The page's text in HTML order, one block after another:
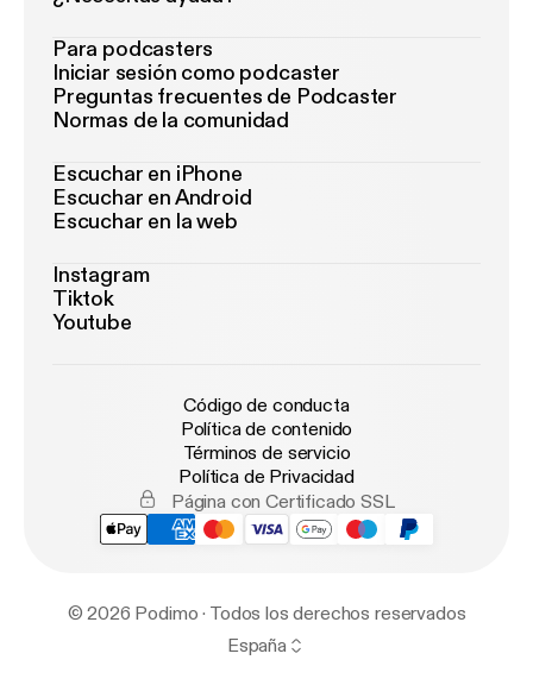
Para podcasters
Iniciar sesión como podcaster
Preguntas frecuentes de Podcaster
Normas de la comunidad
Escuchar en iPhone
Escuchar en Android
Escuchar en la web
Instagram
Tiktok
Youtube
Código de conducta
Política de contenido
Términos de servicio
Política de Privacidad
Página con Certificado SSL
© 2026 Podimo · Todos los derechos reservados
España